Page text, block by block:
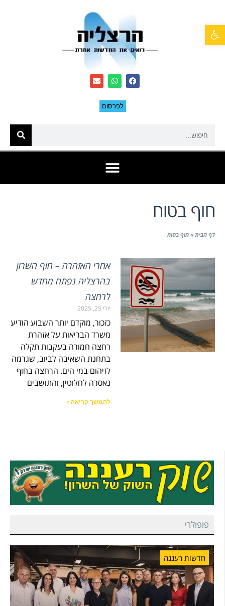
לפרסום
חוף בטוח
דף הבית» חוף בטוח
אחרי האזהרה – חוף השרון
בהרצליה נפתח מחדש
לרחצה
יולי 25, 2025
כזכור, מוקדם יותר השבוע הודיע
משרד הבריאות על אזהרת
רחצה חמורה בעקבות תקלה
בתחנת השאיבה לביוב, שגרמה
לזיהום במי הים. הרחצה בחוף
נאסרה לחלוטין, והתושבים
להמשך קריאה »
פופולרי
חדשות רעננה
פתח סרגל נגישות